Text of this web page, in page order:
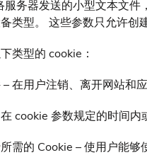
服务器发送的小型文本文
类型。 这些参数只允许创
类型的 cookie：
– 在用户注销、离开网站和
cookie 参数规定的时间内
需的 Cookie – 使用户能够